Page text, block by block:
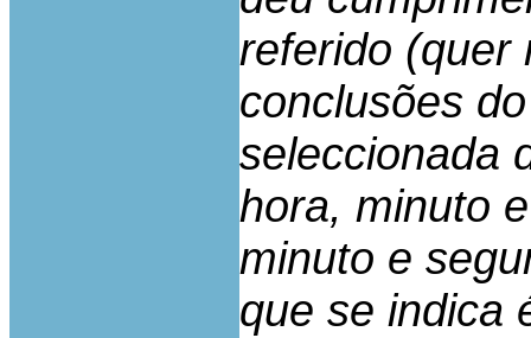
referido (quer
conclusões
seleccionada
hora, minuto
minuto e
que se indica